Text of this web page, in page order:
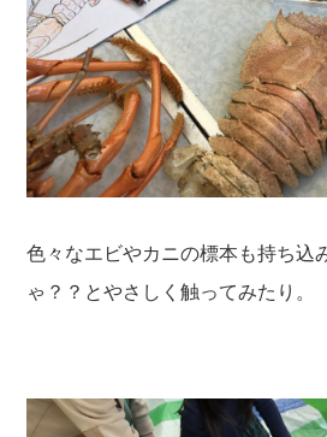
色々なエビやカニの標本も持ち込
ゃ？？とやさしく触ってみたり。